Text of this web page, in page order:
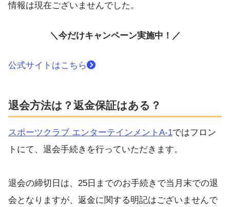
情報は現在ございませんでした。
＼今だけキャンペーン実施中！／
公式サイトはこちら
退会方法は？返金保証はある？
スポーツクラブ エンターテインメントA-1ではフロン
トにて、退会手続きを行っていただきます。
退会の締切日は、25日までのお手続きで当月末での退
会となりますが、返金に関する明記はございませんで